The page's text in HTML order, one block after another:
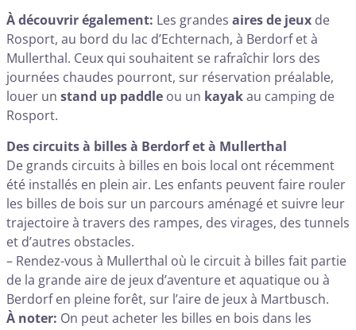
À découvrir également: Les grandes aires de jeux de
Rosport, au bord du lac d’Echternach, à Berdorf et à
Mullerthal. Ceux qui souhaitent se rafraîchir lors des
journées chaudes pourront, sur réservation préalable,
louer un stand up paddle ou un kayakau camping de
Rosport.
Des circuits à billes à Berdorf et à Mullerthal
De grands circuits à billes en bois local ont récemment
été installés en plein air. Les enfants peuvent faire rouler
les billes de bois sur un parcours aménagé et suivre leur
trajectoire à travers des rampes, des virages, des tunnels
et d’autres obstacles.
– Rendez-vous à Mullerthal où le circuit à billes fait partie
de la grande aire de jeux d’aventure et aquatique ou à
Berdorf en pleine forêt, sur l’aire de jeux à Martbusch.
À noter: On peut acheter les billes en bois dans les